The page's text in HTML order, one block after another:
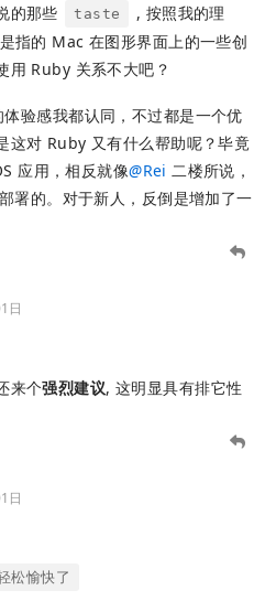
的那些 taste
, 按照我的理
指的 Mac 在图形界面上的一些创
用 Ruby 关系不大吧？
验感我都认同，不过都是一个优
这对 Ruby 又有什么帮助呢？毕竟
应用，相反就像@Rei 二楼所说，
署的。对于新人，反倒是增加了一
日
来个强烈建议, 这明显具有排它性
日
松愉快了